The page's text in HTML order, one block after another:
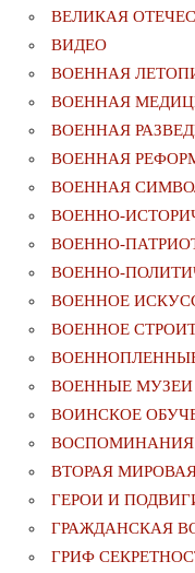
ВЕЛИКАЯ
ВИДЕО
ВОЕННАЯ
ВОЕННАЯ
ВОЕННАЯ
ВОЕННАЯ
ВОЕННАЯ
ВОЕННО-
ВОЕННО-
ВОЕННО-
ВОЕННОЕ
ВОЕННОЕ
ВОЕННЫЕ МУЗЕИ
ВОИНСКОЕ
ВОСПОМИНАНИЯ
ВТОРАЯ
ГЕРОИ И
ГРАЖДАНСКАЯ
ГРИФ